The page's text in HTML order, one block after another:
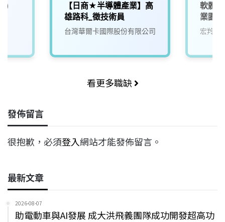
)
【日商★半導體產業】高
雄路科_徵技術員
台灣華爾卡國際股份有限公司
軟體
業園區
宏羚股
看更多職缺
發佈留言
很抱歉，必須登入網站才能發佈留言。
最新文章
2026-08-07
助電動車與AI發展 成大洪飛義團隊成功開發超高功